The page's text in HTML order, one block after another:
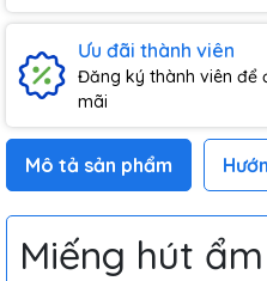
Ưu đãi thành viên
Đăng ký thành viên để
mãi
Mô tả sản phẩm
Miếng hút